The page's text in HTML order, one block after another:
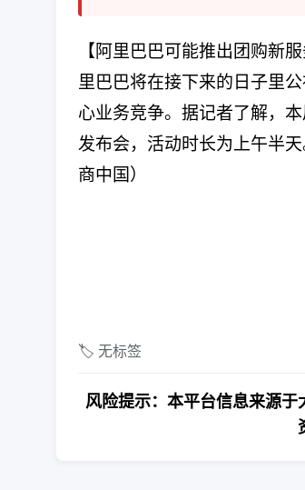
【阿里巴巴可能推出团购新
里巴巴将在接下来的日子里
心业务竞争。据记者了解，
发布会，活动时长为上午半
商中国）
🏷️ 无标签
风险提示：本平台信息来源